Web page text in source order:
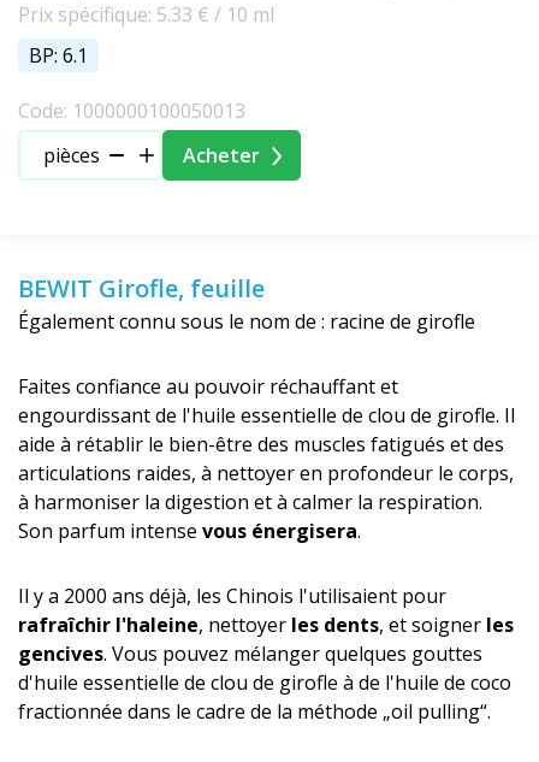
Prix spécifique: 5.33 € / 10 ml
BP: 6.1
Code: 1000000100050013
pièces
Acheter
BEWIT Girofle, feuille
Également connu sous le nom de : racine de girofle
Faites confiance au pouvoir réchauffant et
engourdissant de l'huile essentielle de clou de girofle. Il
aide à rétablir le bien-être des muscles fatigués et des
articulations raides, à nettoyer en profondeur le corps,
à harmoniser la digestion et à calmer la respiration.
Son parfum intense vous énergisera.
Il y a 2000 ans déjà, les Chinois l'utilisaient pour
rafraîchir l'haleine, nettoyer les dents, et soigner les
gencives. Vous pouvez mélanger quelques gouttes
d'huile essentielle de clou de girofle à de l'huile de coco
fractionnée dans le cadre de la méthode „oil pulling“.